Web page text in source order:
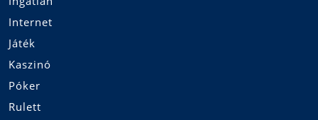
Internet
Játék
Kaszinó
Póker
Rulett